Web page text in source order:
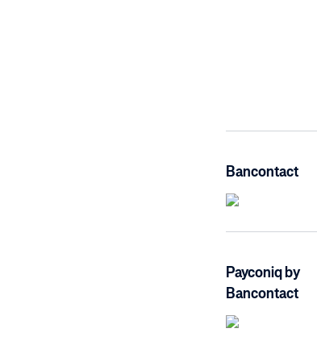
Bancontact
Payconiq by
Bancontact